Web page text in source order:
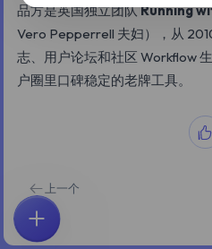
品方是英国独立团队Running
Vero Pepperrell 夫妇），从
志、用户论坛和社区 Workflow
户圈里口碑稳定的老牌工具。
上一个